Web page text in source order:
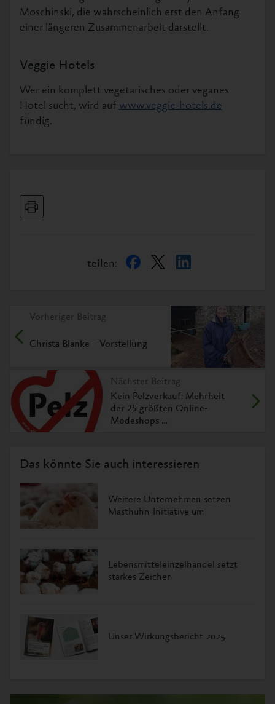
Moschinski, die wahrscheinlich erst den Anfang
einer längeren Zusammenarbeit darstellt.
Veggie Hotels
Wer ein komplett vegetarisches oder veganes
Hotel sucht, wird auf www.veggie-hotels.de
fündig.
teilen:
Vorheriger Beitrag
Christa Blanke – Vorstellung
Nächster Beitrag
Kein Pelzverkauf: Mehrheit
der 25 größten Online-
Modeshops …
Das könnte Sie auch interessieren
Weitere Unternehmen setzen
Masthuhn-Initiative um
Lebensmitteleinzelhandel setzt
starkes Zeichen
Unser Wirkungsbericht 2025